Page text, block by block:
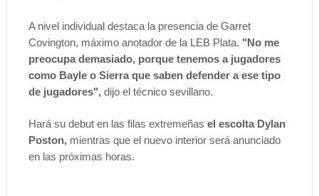
A nivel individual destaca la presencia de Garret
Covington, máximo anotador de la LEB Plata. "No me
preocupa demasiado, porque tenemos a jugadores
como Bayle o Sierra que saben defender a ese tipo
de jugadores",dijo el técnico sevillano.
Hará su debut en las filas extremeñas el escolta Dylan
Poston,mientras que el nuevo interior será anunciado
en las próximas horas.